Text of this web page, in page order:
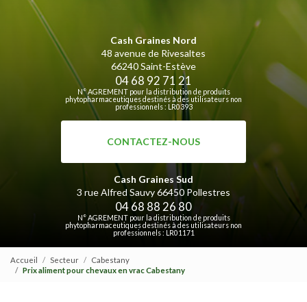
Cash Graines Nord
48 avenue de Rivesaltes
66240 Saint-Estève
04 68 92 71 21
N° AGREMENT pour la distribution de produits
phytopharmaceutiques destinés à des utilisateurs non
professionnels : LR0393
CONTACTEZ-NOUS
Cash Graines Sud
3 rue Alfred Sauvy66450 Pollestres
04 68 88 26 80
N° AGREMENT pour la distribution de produits
phytopharmaceutiques destinés à des utilisateurs non
professionnels : LR01171
Accueil Secteur
Cabestany
Prix aliment pour chevaux en vrac Cabestany